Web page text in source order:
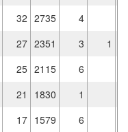
32 2735
4
27 2351 3
1
25 2115
6
21 1830
1
17 1579
6